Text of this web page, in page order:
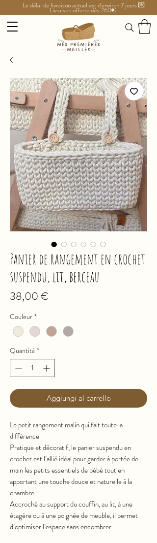
Le délai de livraison actuel est d'environ 7 jours 💌
Livraison offerte dès 260€
Panier de rangement en crochet
suspendu, lit, berceau
38,00 €
Couleur *
Quantità *
Aggiungi al carrello
Le petit rangement malin qui fait toute la
différence
Pratique et décoratif, le panier suspendu en
crochet est l’allié idéal pour garder à portée de
main les petits essentiels de bébé tout en
apportant une touche douce et naturelle à la
chambre.
Accroché au support du couffin, au lit, à une
étagère ou à une poignée de meuble, il permet
d’optimiser l’espace sans encombrer.